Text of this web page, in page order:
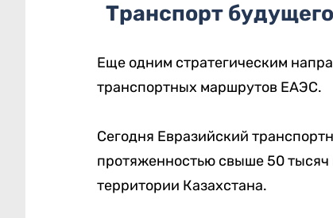
Транспорт
Еще одним стратегическим
транспортных маршрутов ЕАЭС.
Сегодня Евразийский
протяженностью свыше 50 тысяч
территории Казахстана.